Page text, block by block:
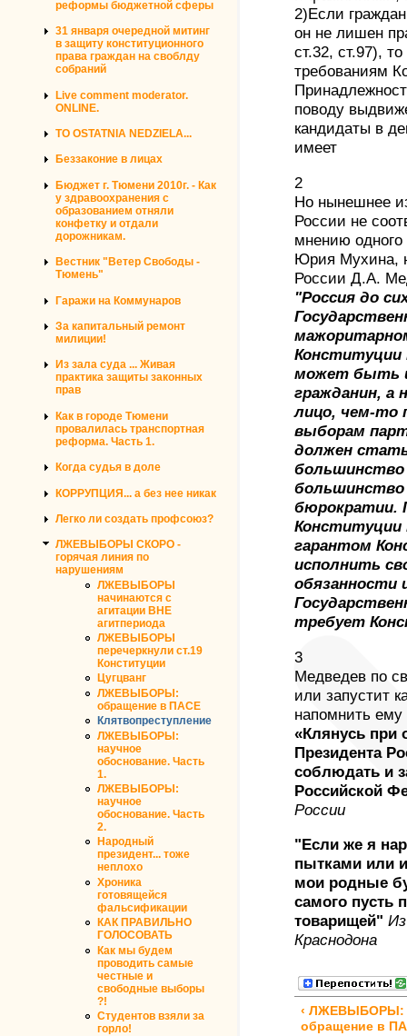
реформы бюджетной сферы
31 января очередной митинг
в защиту конституционного
права граждан на своблду
собраний
Live comment moderator.
ONLINE.
TO OSTATNIA NEDZIELA...
Беззаконие в лицах
Бюджет г. Тюмени 2010г. - Как
у здравоохранения с
образованием отняли
конфетку и отдали
дорожникам.
Вестник "Ветер Свободы -
Тюмень"
Гаражи на Коммунаров
За капитальный ремонт
милиции!
Из зала суда ... Живая
практика защиты законных
прав
Как в городе Тюмени
провалилась транспортная
реформа. Часть 1.
Когда судья в доле
КОРРУПЦИЯ... а без нее никак
Легко ли создать профсоюз?
ЛЖЕВЫБОРЫ СКОРО -
горячая линия по
нарушениям
ЛЖЕВЫБОРЫ
начинаются с
агитации ВНЕ
агитпериода
ЛЖЕВЫБОРЫ
перечеркнули ст.19
Конституции
Цугцванг
ЛЖЕВЫБОРЫ:
обращение в ПАСЕ
Клятвопреступление
ЛЖЕВЫБОРЫ:
научное
обоснование. Часть
1.
ЛЖЕВЫБОРЫ:
научное
обоснование. Часть
2.
Народный
президент... тоже
неплохо
Хроника
готовящейся
фальсификации
КАК ПРАВИЛЬНО
ГОЛОСОВАТЬ
Как мы будем
проводить самые
честные и
свободные выборы
?!
Студентов взяли за
горло!
2)Если
он не лишен
ст.32, ст.97),
требованиям
поводу
кандидаты в
имеет
2
Но нынешнее
России не
мнению одного
Юрия Мухина,
России Д.А.
"Россия до
Конституции
может быть
гражданин, а
лицо, чем-то
выборам
должен
большинство
большинство
бюрократии.
Конституции
гарантом
исполнить
обязанности
требует
3
Медведев по
или запустит
напомнить ему
«Клянусь при
Президента
соблюдать и
Российской
России
"Если же я
пытками или
мои родные
самого пусть
товарищей"
Краснодона
‹ ЛЖЕВЫБОРЫ:
обращение в